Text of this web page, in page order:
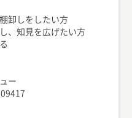
卸しをしたい方
、知見を広げたい方
ー